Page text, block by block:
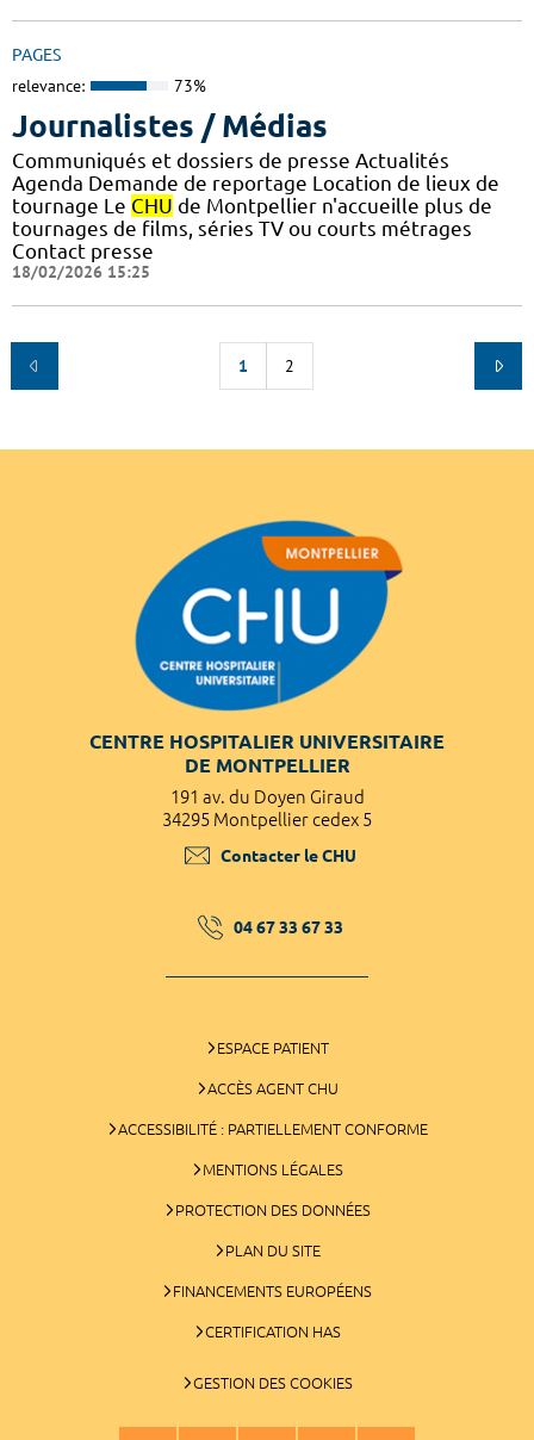
PAGES
relevance: 73%
Journalistes / Médias
Communiqués et dossiers de presse Actualités
Agenda Demande de reportage Location de lieux de
tournage Le CHU de Montpellier n'accueille plus de
tournages de films, séries TV ou courts métrages
Contact presse
18/02/2026 15:25
1 2
CENTRE HOSPITALIER UNIVERSITAIRE
DE MONTPELLIER
191 av. du Doyen Giraud
34295 Montpellier cedex 5
Contacter le CHU
04 67 33 67 33
ESPACE PATIENT
ACCÈS AGENT CHU
ACCESSIBILITÉ : PARTIELLEMENT CONFORME
MENTIONS LÉGALES
PROTECTION DES DONNÉES
PLAN DU SITE
FINANCEMENTS EUROPÉENS
CERTIFICATION HAS
GESTION DES COOKIES